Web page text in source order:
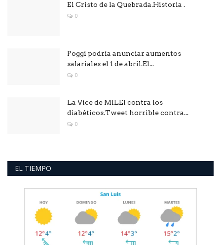
El Cristo de la Quebrada.Historia .
0
Poggi podría anunciar aumentos
salariales el 1 de abril.El...
0
La Vice de MILEI contra los
diabéticos.Tweet horrible contra...
0
EL TIEMPO